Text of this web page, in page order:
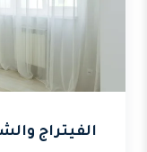
الفيتراج